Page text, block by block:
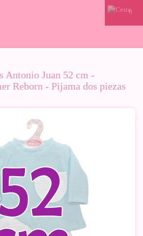
0
Antonio Juan 52 cm -
Reborn - Pijama dos piezas